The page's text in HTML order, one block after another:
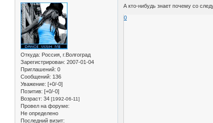
Откуда: Россия, г.Волгоград
Зарегистрирован: 2007-01-04
Приглашений: 0
Сообщений: 136
Уважение: [+0/-0]
Позитив: [+0/-0]
Возраст: 34 [1992-06-11]
Провел на форуме:
Не определено
Последний визит:
А кто-нибудь знает почему со
0